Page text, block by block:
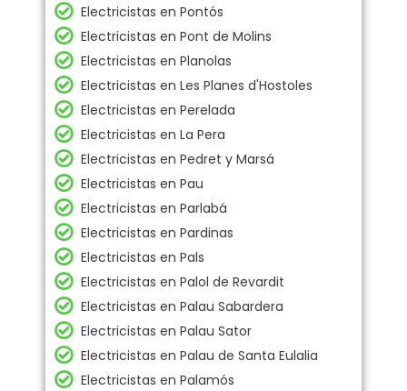
Electricistas en Pontós
Electricistas en Pont de Molins
Electricistas en Planolas
Electricistas en Les Planes d'Hostoles
Electricistas en Perelada
Electricistas en La Pera
Electricistas en Pedret y Marsá
Electricistas en Pau
Electricistas en Parlabá
Electricistas en Pardinas
Electricistas en Pals
Electricistas en Palol de Revardit
Electricistas en Palau Sabardera
Electricistas en Palau Sator
Electricistas en Palau de Santa Eulalia
Electricistas en Palamós